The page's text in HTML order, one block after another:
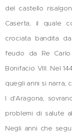
del castello
Caserta, il quale
crociata bandita
feudo da Re
Bonifacio VIII. Nel
quegli anni si narra,
I d'Aragona,
problemi di salute
Negli anni che